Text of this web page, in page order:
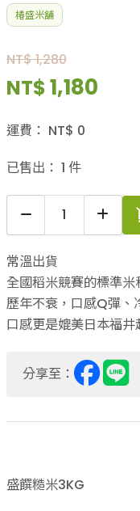
原民特區
農會商品
大量採購優惠專區
優質水果
椿盛米舖
NT$ 1,280
NT$1,180
運費： NT$ 0
已售出： 1 件
常溫出貨
全國稻米競賽的標準
歷年不衰，口感Q彈、
口感更是媲美日本福井
分享至：
盛饌糙米3KG